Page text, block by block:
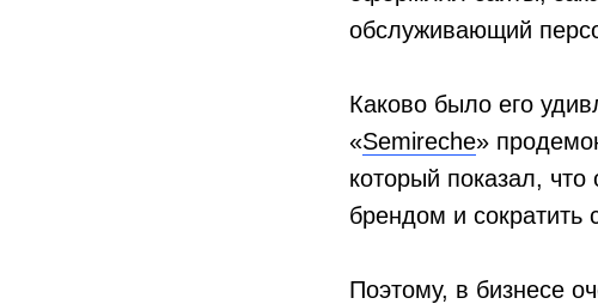
обслуживающий
Каково было его
«Semireche»
который показал,
брендом и сократить
Поэтому, в бизнесе